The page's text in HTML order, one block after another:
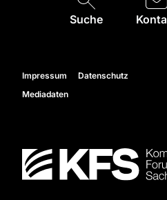
Suche
Impressum
Datenschutz
Mediadaten